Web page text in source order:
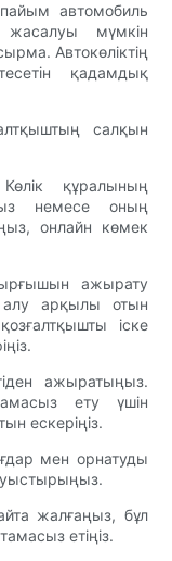
автомобиль
жасалуы мүмкін
Автокөліктің
қадамдық
салқын
құралының
немесе оның
онлайн көмек
ажырату
арқылы отын
іске
ажыратыңыз.
ету үшін
ескеріңіз.
мен орнатуды
жалғаңыз, бұл
етіңіз.